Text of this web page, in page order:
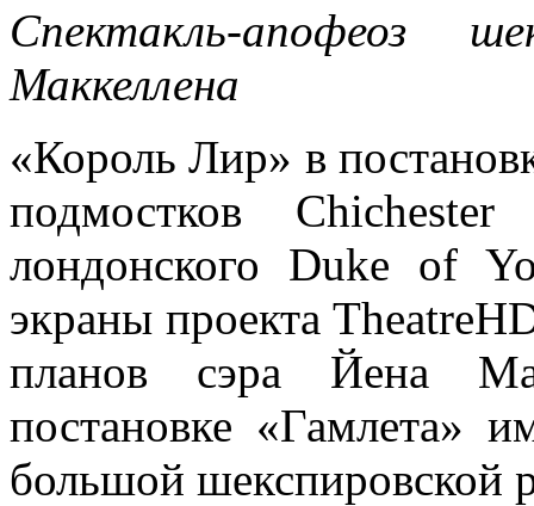
Спектакль-апофеоз
Маккеллена
«Король Лир» в
подмостков
лондонского Duke of
экраны проекта
планов сэра Йена
постановке «Гамлета»
большой шекспировской